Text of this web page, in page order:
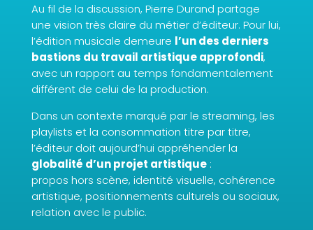
Au fil de la discussion, Pierre Durand partage
une vision très claire du métier d’éditeur. Pour lui,
l’édition musicale demeure l’un des derniers
bastions du travail artistique approfondi,
avec un rapport au temps fondamentalement
différent de celui de la production.
Dans un contexte marqué par le streaming, les
playlists et la consommation titre par titre,
l’éditeur doit aujourd’hui appréhender la
globalité d’un projet artistique:
propos hors scène, identité visuelle, cohérence
artistique, positionnements culturels ou sociaux,
relation avec le public.